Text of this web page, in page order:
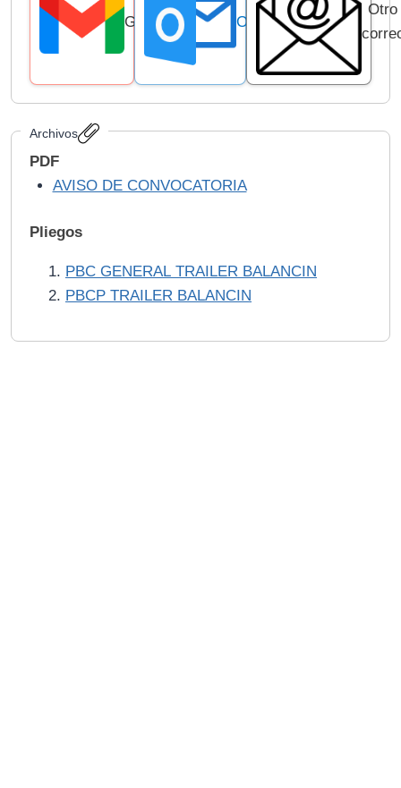
Gmail Outlook
Otro
Archivos
PDF
AVISO DE CONVOCATORIA
Pliegos
PBC GENERAL TRAILER BALANCIN
PBCP TRAILER BALANCIN